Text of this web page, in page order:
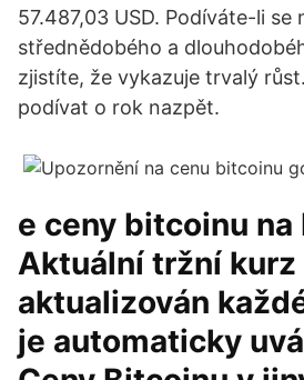
57.487,03 USD. Podíváte-li se
střednědobého a
zjistíte, že vykazuje trvalý
podívat o rok nazpět.
e ceny bitcoinu na
Aktuální tržní kurz
aktualizován
je automaticky